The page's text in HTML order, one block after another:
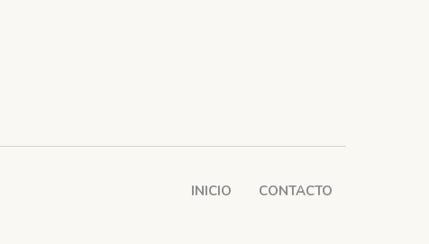
INICIO CONTACTO